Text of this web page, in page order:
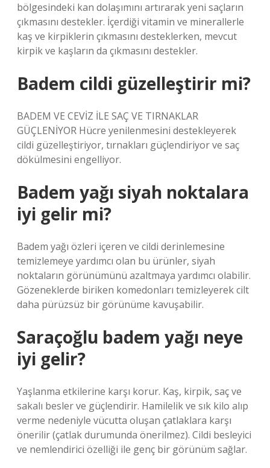
bölgesindeki kan dolaşımını artırarak yeni saçların
çıkmasını destekler. İçerdiği vitamin ve minerallerle
kaş ve kirpiklerin çıkmasını desteklerken, mevcut
kirpik ve kaşların da çıkmasını destekler.
Badem cildi güzelleştirir mi?
BADEM VE CEVİZ İLE SAÇ VE TIRNAKLAR
GÜÇLENİYOR Hücre yenilenmesini destekleyerek
cildi güzelleştiriyor, tırnakları güçlendiriyor ve saç
dökülmesini engelliyor.
Badem yağı siyah noktalara
iyi gelir mi?
Badem yağı özleri içeren ve cildi derinlemesine
temizlemeye yardımcı olan bu ürünler, siyah
noktaların görünümünü azaltmaya yardımcı olabilir.
Gözeneklerde biriken komedonları temizleyerek cilt
daha pürüzsüz bir görünüme kavuşabilir.
Saraçoğlu badem yağı neye
iyi gelir?
Yaşlanma etkilerine karşı korur. Kaş, kirpik, saç ve
sakalı besler ve güçlendirir. Hamilelik ve sık kilo alıp
verme nedeniyle vücutta oluşan çatlaklara karşı
önerilir (çatlak durumunda önerilmez). Cildi besleyici
ve nemlendirici özelliği ile genç bir görünüm sağlar.